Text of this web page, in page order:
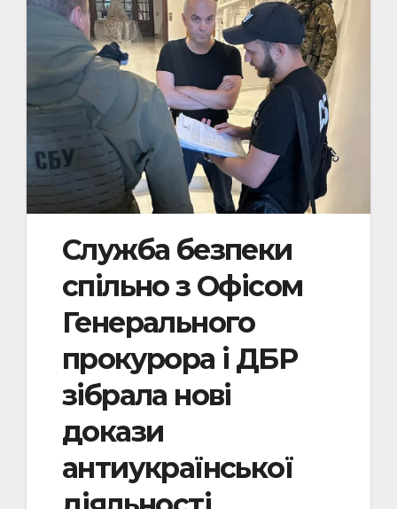
Служба безпеки
спільно з Офісом
Генерального
прокурора і ДБР
зібрала нові
докази
антиукраїнської